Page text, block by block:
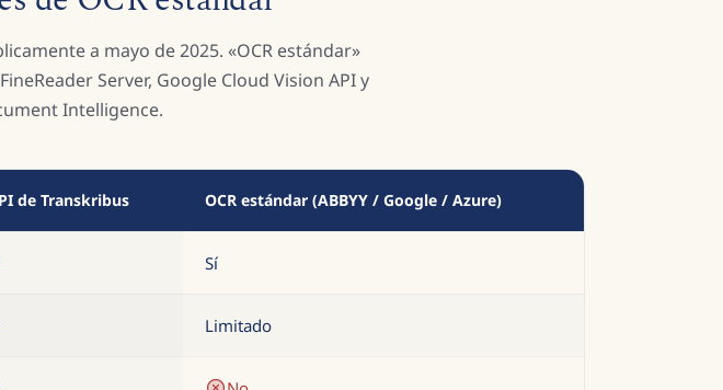
a mayo de 2025. «OCR estándar»
Server, Google Cloud Vision API y
Intelligence.
de Transkribus OCR estándar (ABBYY / Google / Azure)
Sí
Limitado